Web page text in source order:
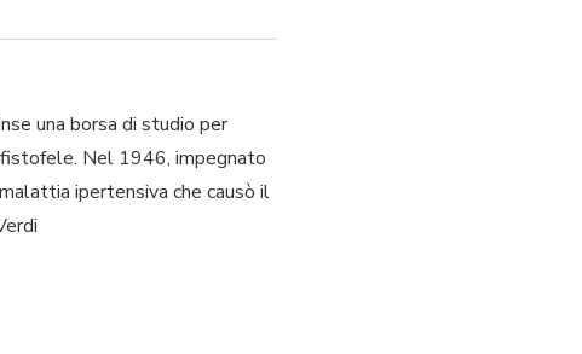
una borsa di studio per
Nel 1946, impegnato
ipertensiva che causò il